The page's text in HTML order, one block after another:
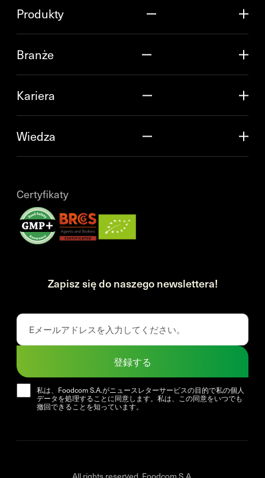
Produkty
Branże
Kariera
Wiedza
Certyfikaty
Zapisz się do naszego newslettera!
私は、Foodcom S.A.がニュースレターサービスの目的で私の個人
データを処理することに同意します。私は、この同意をいつでも
撤回できることを知っています。
登録する